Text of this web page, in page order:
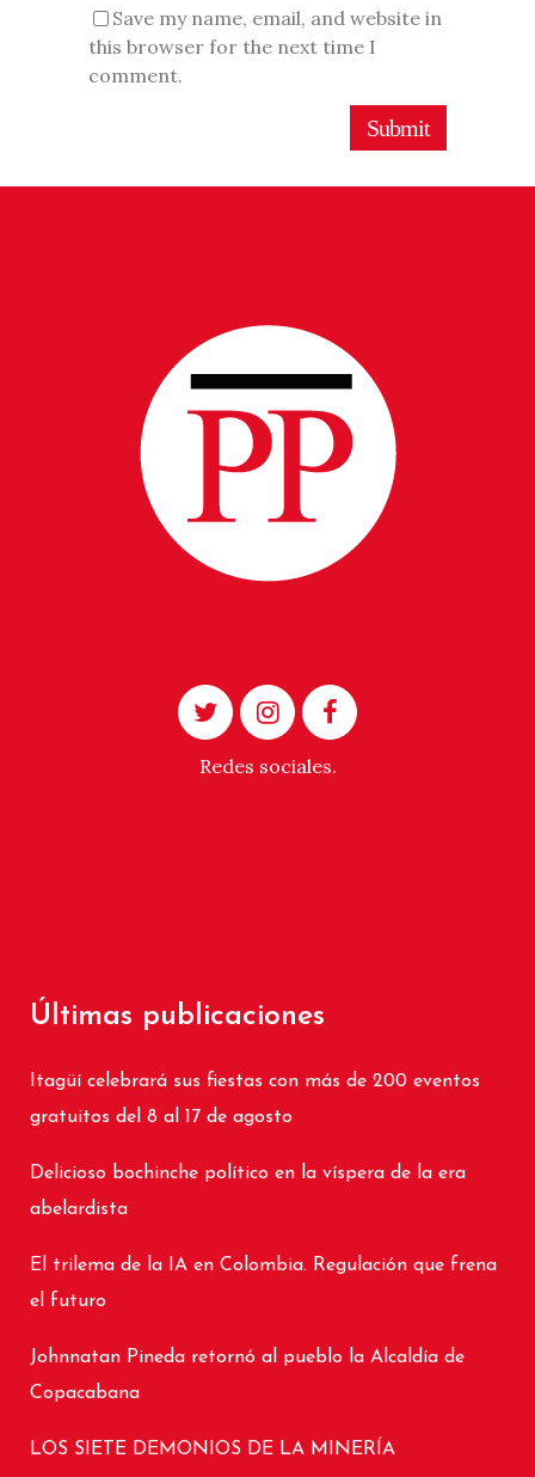
Save my name, email, and website in
this browser for the next time I
comment.
Redes sociales.
Últimas publicaciones
Itagüí celebrará sus fiestas con más de 200 eventos
gratuitos del 8 al 17 de agosto
Delicioso bochinche político en la víspera de la era
abelardista
El trilema de la IA en Colombia. Regulación que frena
el futuro
Johnnatan Pineda retornó al pueblo la Alcaldía de
Copacabana
LOS SIETE DEMONIOS DE LA MINERÍA